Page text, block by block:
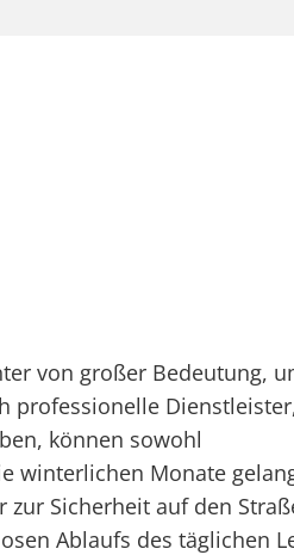
von großer Bedeutung,
professionelle
können sowohl
winterlichen Monate
Sicherheit auf den
Ablaufs des täglichen